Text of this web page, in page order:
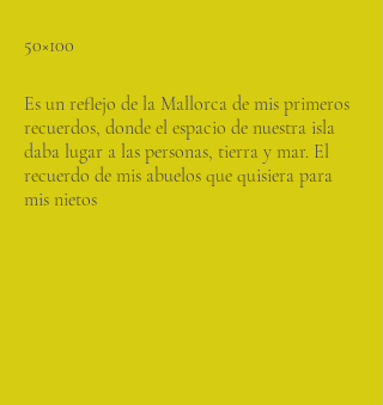
50×100
Es un reflejo de la Mallorca de mis primeros
recuerdos, donde el espacio de nuestra isla
daba lugar a las personas, tierra y mar. El
recuerdo de mis abuelos que quisiera para
mis nietos